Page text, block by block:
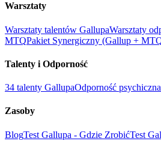
Warsztaty
Warsztaty talentów GallupaWarsztaty
MTQPakiet Synergiczny (Gallup +
Talenty i Odporność
34 talenty GallupaOdporność
Zasoby
BlogTest Gallupa - Gdzie ZrobićTest